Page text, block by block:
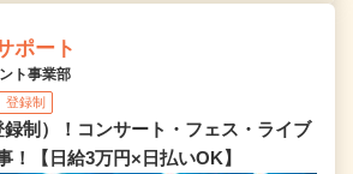
ポート
ト事業部
登録制
制）！コンサート・フェス・ライブ
！【日給3万円×日払いOK】